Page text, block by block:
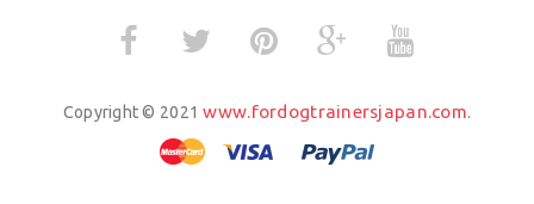
Copyright © 2021www.fordogtrainersjapan.com.